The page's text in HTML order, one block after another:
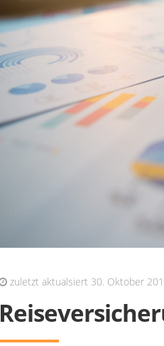
zuletzt aktualsiert 30. Oktober